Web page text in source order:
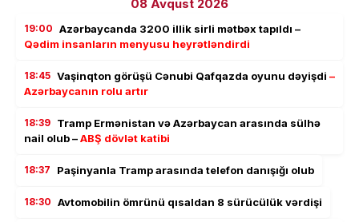
08 Avqust 2026
19:00 Azərbaycanda 3200 illik sirli mətbəx tapıldı –
Qədim insanların menyusu heyrətləndirdi
18:45 Vaşinqton görüşü Cənubi Qafqazda oyunu dəyişdi –
Azərbaycanın rolu artır
18:39 Tramp Ermənistan və Azərbaycan arasında sülhə
nail olub –ABŞ dövlət katibi
18:37 Paşinyanla Tramp arasında telefon danışığı olub
18:30 Avtomobilin ömrünü qısaldan 8 sürücülük vərdişi